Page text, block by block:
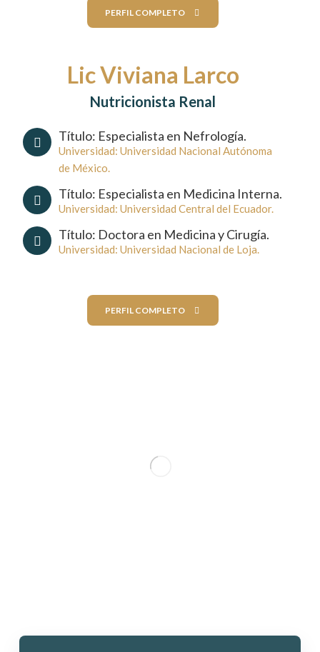
PERFIL COMPLETO
Lic Viviana Larco
Nutricionista Renal
Título: Especialista en Nefrología.
Universidad: Universidad Nacional Autónoma
de México.
Título: Especialista en Medicina Interna.
Universidad: Universidad Central del Ecuador.
Título: Doctora en Medicina y Cirugía.
Universidad: Universidad Nacional de Loja.
PERFIL COMPLETO